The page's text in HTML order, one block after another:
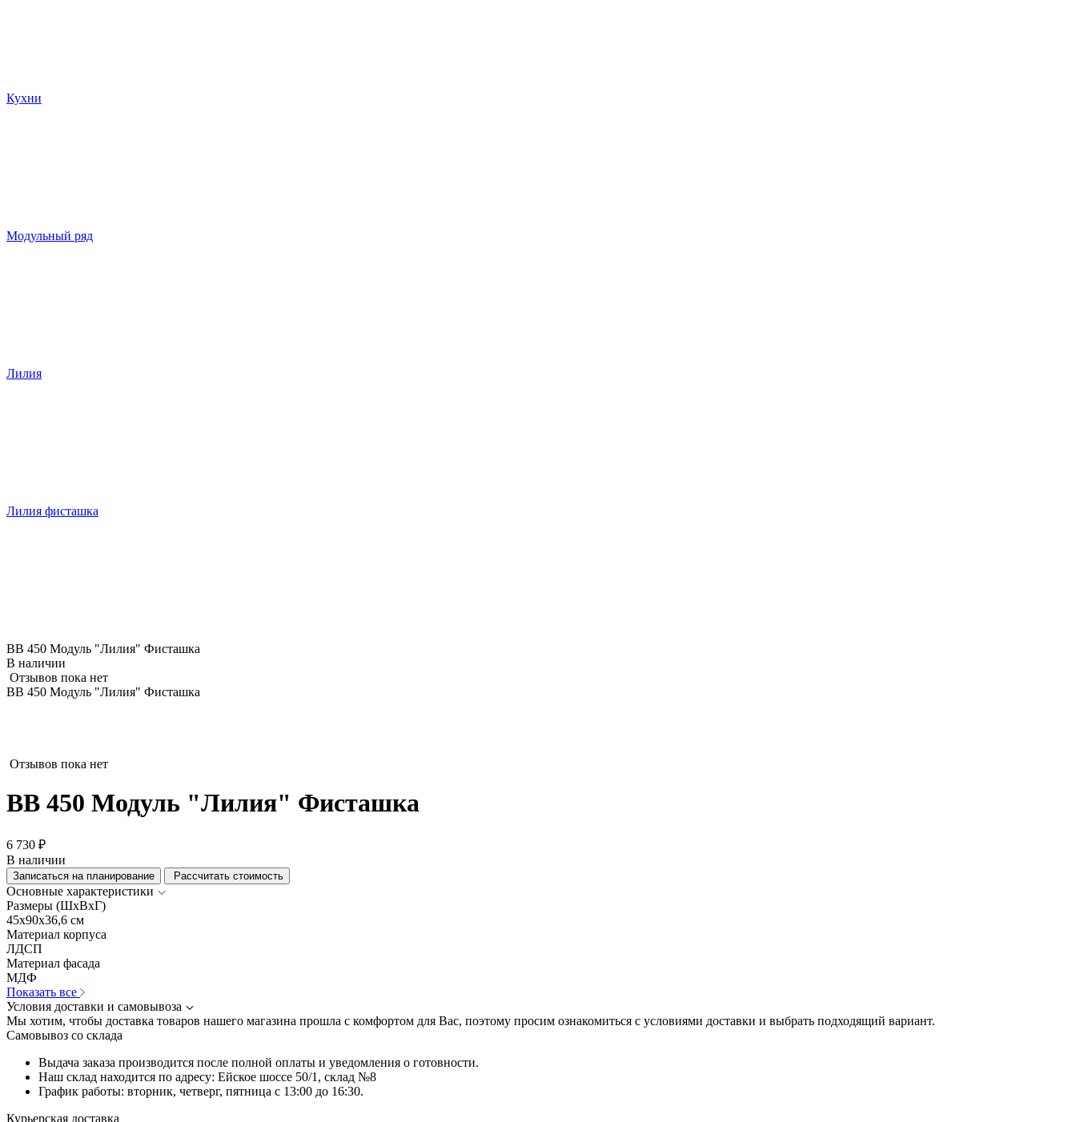
Кухни
Модульный ряд
Лилия
Лилия фисташка
ВВ 450 Модуль "Лилия" Фисташка
В наличии
Отзывов пока нет
ВВ 450 Модуль "Лилия" Фисташка
Отзывов пока нет
ВВ 450 Модуль "Лилия" Фисташка
6 730 ₽
В наличии
Записаться на планирование Рассчитать стоимость
Основные характеристики
Размеры (ШхВхГ)
45x90x36,6 см
Материал корпуса
ЛДСП
Материал фасада
МДФ
Показать все
Условия доставки и самовывоза
Мы хотим, чтобы доставка товаров нашего магазина прошла с комфортом для Вас, поэтому просим ознакомиться с условиями доставки и выбрать подходящий вариант.
Самовывоз со склада
Выдача заказа производится после полной оплаты и уведомления о готовности.
Наш склад находится по адресу: Ейское шоссе 50/1, склад №8
График работы: вторник, четверг, пятница с 13:00 до 16:30.
Курьерская доставка